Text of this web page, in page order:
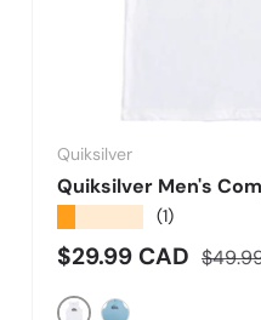
Quiksilver
Quiksilver Men's
(1)
Precio de venta
$29.99 CAD Precio